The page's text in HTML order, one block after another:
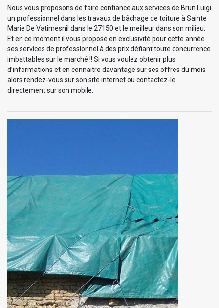
Nous vous proposons de faire confiance aux services de Brun Luigi
un professionnel dans les travaux de bâchage de toiture à Sainte
Marie De Vatimesnil dans le 27150 et le meilleur dans son milieu.
Et en ce moment il vous propose en exclusivité pour cette année
ses services de professionnel à des prix défiant toute concurrence
imbattables sur le marché !! Si vous voulez obtenir plus
d’informations et en connaitre davantage sur ses offres du mois
alors rendez-vous sur son site internet ou contactez-le
directement sur son mobile.